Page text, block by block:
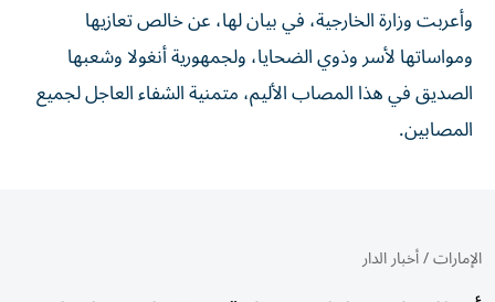
وأعربت وزارة الخارجية، في بيان لها، عن خالص تعازيها
ومواساتها لأسر وذوي الضحايا، ولجمهورية أنغولا وشعبها
الصديق في هذا المصاب الأليم، متمنية الشفاء العاجل لجميع
المصابين.
الإمارات/أخبار الدار